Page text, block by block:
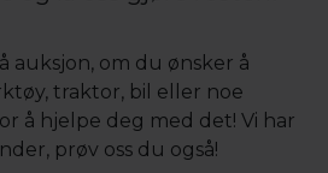
auksjon, om du ønsker å
traktor, bil eller noe
å hjelpe deg med det! Vi har
prøv oss du også!